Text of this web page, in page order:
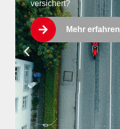
versichert?
Mehr erfahren